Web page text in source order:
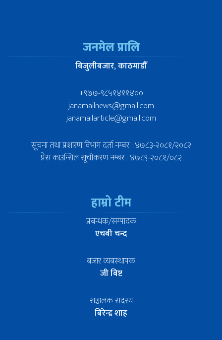
जनमेल प्रालि
बिजुलीबजार, काठमाडौँ
+९७७-९८५१४११४००
janamailnews@gmail.com
janamailarticle@gmail.com
सूचना तथा प्रशारण विभाग दर्ता नम्बर : ४७८३-२०८१/२०८२
प्रेस काउन्सिल सूचीकरण नम्बर : ४७८९-२०८१/०८२
हाम्रो टीम
प्रबन्धक/सम्पादक
एचबी चन्द
बजार व्यबस्थापक
जी बिष्ट
सञ्चालक सदस्य
बिरेन्द्र शाह